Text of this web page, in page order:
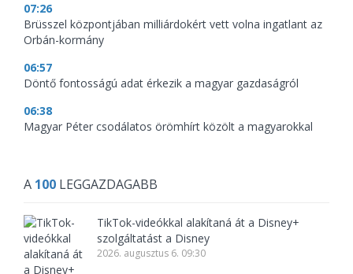
07:26
Brüsszel központjában milliárdokért vett volna ingatlant az
Orbán-kormány
06:57
Döntő fontosságú adat érkezik a magyar gazdaságról
06:38
Magyar Péter csodálatos örömhírt közölt a magyarokkal
A 100 LEGGAZDAGABB
TikTok-videókkal alakítaná át a Disney+
szolgáltatást a Disney
2026. augusztus 6. 09:30